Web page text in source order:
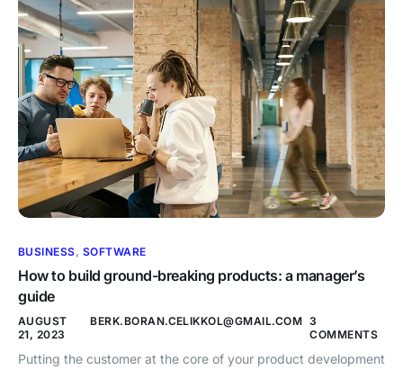
BUSINESS, SOFTWARE
How to build ground-breaking products: a manager’s
guide
AUGUST
21, 2023
BERK.BORAN.CELIKKOL@GMAIL.COM 3
COMMENTS
Putting the customer at the core of your product development